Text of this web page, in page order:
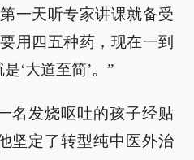
一天听专家讲课就备受
用四五种药，现在一到
‘大道至简’。”
名发烧呕吐的孩子经贴
坚定了转型纯中医外治